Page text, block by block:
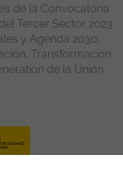
de la Convocatoria
Tercer Sector 2023
y Agenda 2030,
Transformación
de la Unión